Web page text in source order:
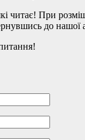
читає! При
до